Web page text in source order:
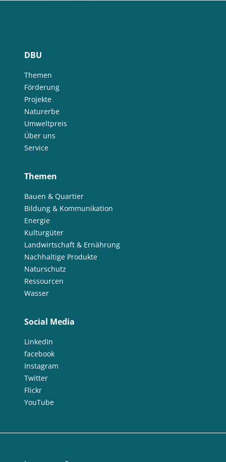
DBU
Themen
Förderung
Projekte
Naturerbe
Umweltpreis
Über uns
Service
Themen
Bauen & Quartier
Bildung & Kommunikation
Energie
Kulturgüter
Landwirtschaft & Ernährung
Nachhaltige Produkte
Naturschutz
Ressourcen
Wasser
Social Media
LinkedIn
facebook
Instagram
Twitter
Flickr
YouTube